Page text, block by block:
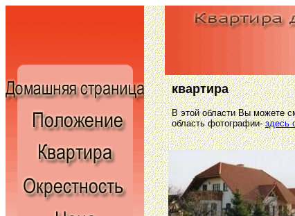
квартира
В этой области Вы можете
область фотографии-здесь